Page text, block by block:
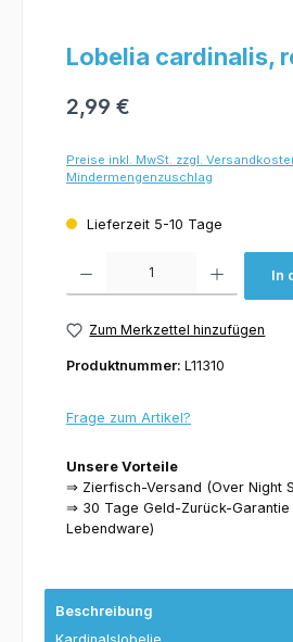
Lobelia cardinalis,
2,99 €
Preise inkl. MwSt. zzgl.
Mindermengenzuschlag
Lieferzeit 5-10 Tage
In
Zum Merkzettel hinzufügen
Produktnummer: L11310
Frage zum Artikel?
Unsere Vorteile
⇒ Zierfisch-Versand (Over Night
⇒ 30 Tage Geld-Zurück-Garantie
Lebendware)
Beschreibung